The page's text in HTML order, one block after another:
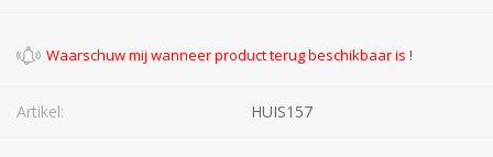
Artikel: HUIS157